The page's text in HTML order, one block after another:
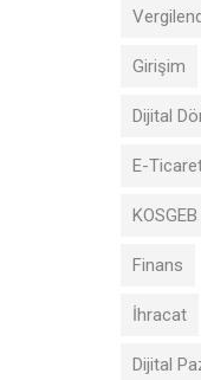
Girişim
Dijital
E-
Finans
İhracat
Dijital